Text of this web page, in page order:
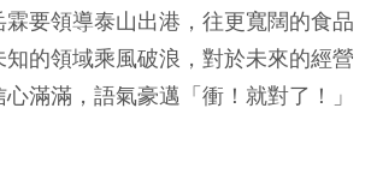
要領導泰山出港，往更寬闊的食品
的領域乘風破浪，對於未來的經營
滿滿，語氣豪邁「衝！就對了！」